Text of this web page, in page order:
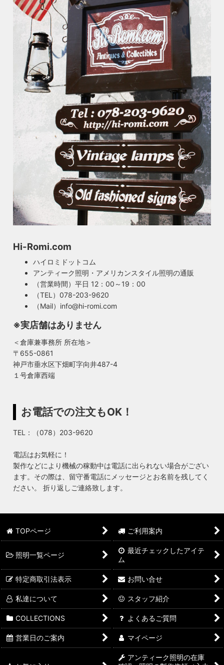
Hi-Romi.com
ハイロミドットコム
アンティーク照明・アメリカンスタイル照明の通販
（営業時間）平日 12：00～19：00
（TEL）078-203-9620
（Mail）info@hi-romi.com
※実店舗はありません
＜倉庫兼事務所 所在地＞
〒655-0861
神戸市垂水区下畑町字向井487-4
１号倉庫西端
お電話での注文もOK！
TEL：（078）203-9620
電話はお気軽に！
製作などにより機械の稼動中は電話に出られない場合がござい
ます。その際は、留守番電話にメッセージとお名前を残してく
ださい。 折り返しご連絡致します。
TOPページ ご利用案内
照明一覧ページ
最近チェックしたアイテ
ム
特定商取引法表示 お問い合せ
私達について スタッフ紹介
COLLECTIONS よくあるご質問
営業日のご案内 マイページ
アンティーク照明の在庫